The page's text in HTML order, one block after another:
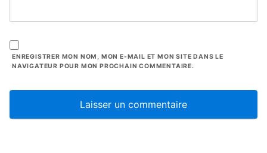
ENREGISTRER MON NOM, MON E-MAIL ET MON SITE DANS LE
NAVIGATEUR POUR MON PROCHAIN COMMENTAIRE.